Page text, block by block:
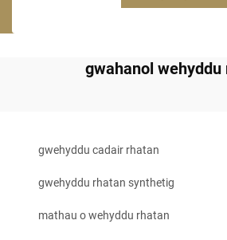
gwahanol wehyddu
gwehyddu cadair rhatan
gwehyddu rhatan synthetig
mathau o wehyddu rhatan